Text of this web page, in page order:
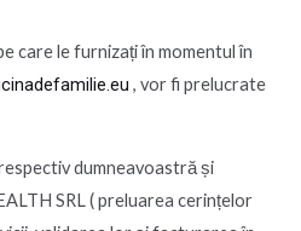
care le furnizați în momentul în
, vor fi prelucrate
dumneavoastră și
SRL ( preluarea cerințelor